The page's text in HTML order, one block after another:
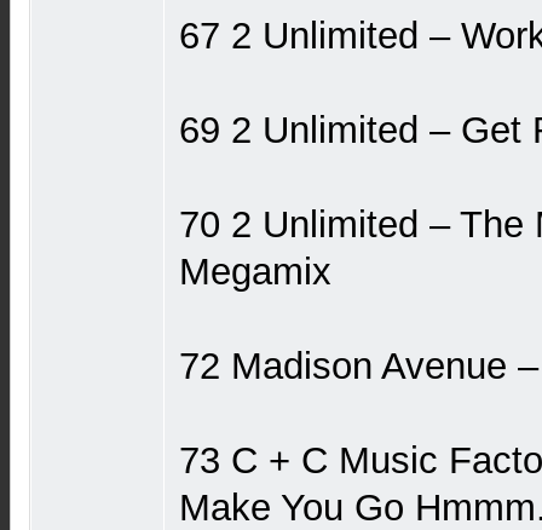
67 2 Unlimited ‎–
69 2 Unlimited ‎– Get
70 2 Unlimited ‎– The
Megamix
72 Madison Avenue
73 C + C Music
Make You Go